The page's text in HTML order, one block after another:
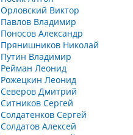
Орловский Виктор
Павлов Владимир
Поносов Александр
Прянишников Николай
Путин Владимир
Рейман Леонид
Рожецкин Леонид
Северов Дмитрий
Ситников Сергей
Солдатенков Сергей
Солдатов Алексей